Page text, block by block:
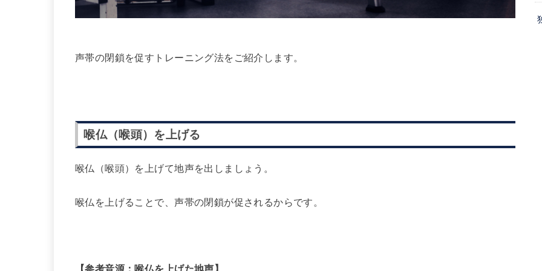
声帯の閉鎖を促すトレーニング法をご紹介します。
喉仏（喉頭）を上げる
喉仏（喉頭）を上げて地声を出しましょう。
喉仏を上げることで、声帯の閉鎖が促されるからです。